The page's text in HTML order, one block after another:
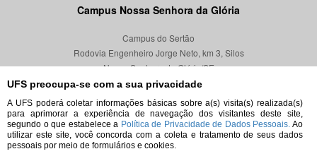
UFS preocupa-se com a sua privacidade
A UFS poderá coletar informações básicas sobre a(s) visita(s) realizada(s)
para aprimorar a experiência de navegação dos visitantes deste site,
segundo o que estabelece a Política de Privacidade de Dados Pessoais. Ao
utilizar este site, você concorda com a coleta e tratamento de seus dados
pessoais por meio de formulários e cookies.
Campus Nossa Senhora da Glória
Campus do Sertão
Rodovia Engenheiro Jorge Neto, km 3, Silos
Nossa Senhora da Glória/SE
CEP 49680-000
Localização